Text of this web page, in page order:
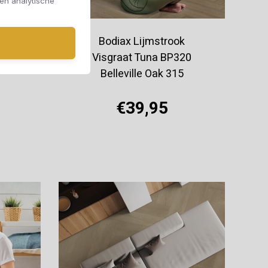
Bodiax Lijmstrook
Visgraat Tuna BP320
Belleville Oak 315
€39,95